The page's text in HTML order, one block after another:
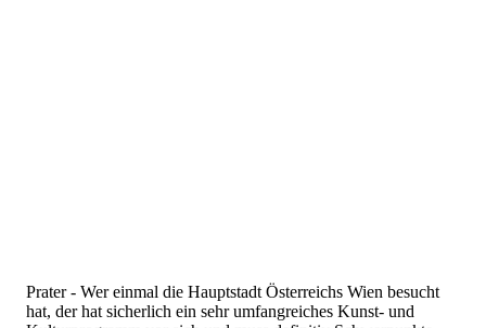
Prater - Wer einmal die Hauptstadt Österreichs Wien besucht
hat, der hat sicherlich ein sehr umfangreiches Kunst- und